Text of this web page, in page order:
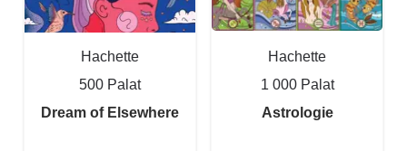
Hachette
500 Palat
Dream of Elsewhere
Hachette
1 000 Palat
Astrologie